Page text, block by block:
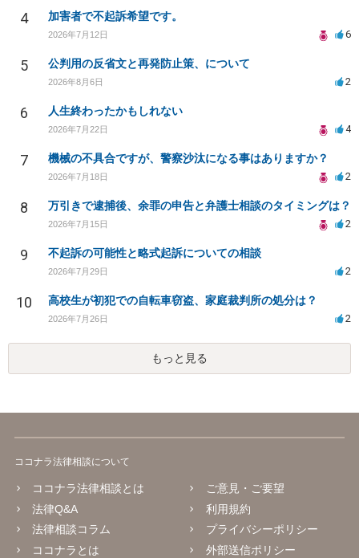
4 加害者で不起訴希望です。
2026年7月12日 6
5 公判用の反省文と再発防止策、について
2026年8月6日 2
6 人生終わったかもしれない
2026年7月22日 4
7 機械の不具合ですが、警察沙汰になる事はありますか？
2026年7月18日 2
8 万引きで逮捕後、余罪の申告と弁護士相談のタイミングは？
2026年7月15日 2
9 不起訴の可能性と略式起訴についての相談
2026年7月29日 2
10 高校生が初犯での自転車窃盗、家庭裁判所の処分は？
2026年7月26日 2
もっと見る
ココナラ法律相談について
ココナラ法律相談とは
法律Q&A
法律相談コラム
ココナラとは
ご意見・ご要望
利用規約
プライバシーポリシー
外部送信ポリシー